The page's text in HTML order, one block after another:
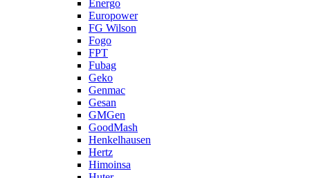
Energo
Europower
FG Wilson
Fogo
FPT
Fubag
Geko
Genmac
Gesan
GMGen
GoodMash
Henkelhausen
Hertz
Himoinsa